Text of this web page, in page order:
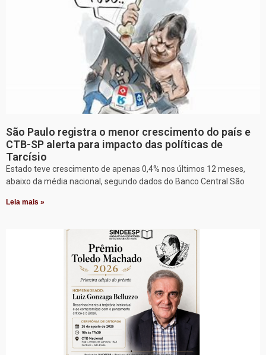
São Paulo registra o menor crescimento do país e
CTB-SP alerta para impacto das políticas de
Tarcísio
Estado teve crescimento de apenas 0,4% nos últimos 12 meses,
abaixo da média nacional, segundo dados do Banco Central São
Leia mais »